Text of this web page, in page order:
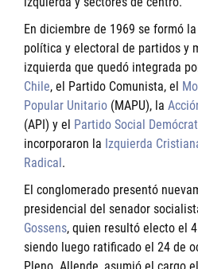
En diciembre de 1969 se formó la
política y electoral de partidos y
izquierda que quedó integrada
Chile, el Partido Comunista, el
Popular Unitario (MAPU), la
(API) y el Partido Social
incorporaron la Izquierda
Radical .
El conglomerado presentó
presidencial del senador
Gossens, quien resultó electo el
siendo luego ratificado el 24 de